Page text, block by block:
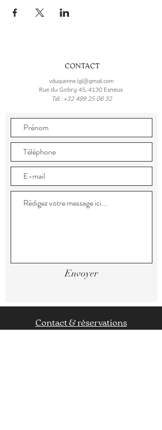
CONTACT
vduquenne.lgl@gmail.com
Rue du Gobry 45, 4130 Esneux
Tél : +32 499 25 06 32
Envoyer
Contact & réservations